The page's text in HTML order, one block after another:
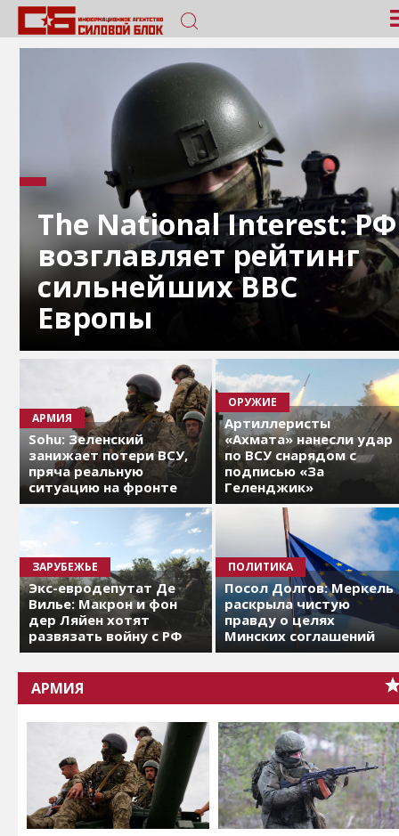
The National Interest: РФ
возглавляет рейтинг
сильнейших ВВС
Европы
АРМИЯ
Sohu: Зеленский
занижает потери ВСУ,
пряча реальную
ситуацию на фронте
ОРУЖИЕ
Артиллеристы
«Ахмата» нанесли удар
по ВСУ снарядом с
подписью «За
Геленджик»
ЗАРУБЕЖЬЕ
Экс-евродепутат Де
Вилье: Макрон и фон
дер Ляйен хотят
развязать войну с РФ
ПОЛИТИКА
Посол Долгов: Меркель
раскрыла чистую
правду о целях
Минских соглашений
АРМИЯ